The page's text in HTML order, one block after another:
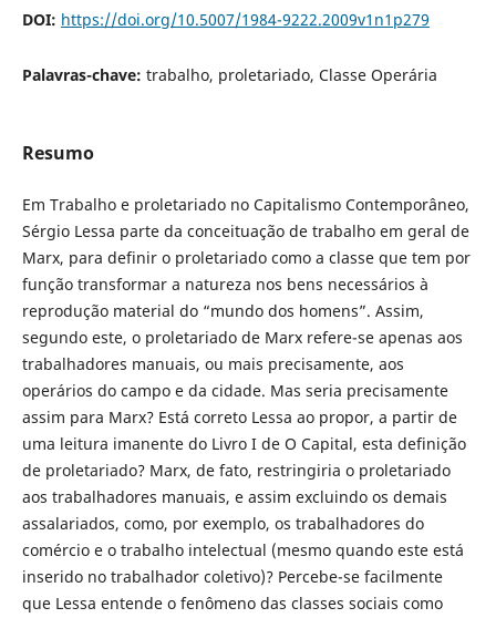
DOI: https://doi.org/10.5007/1984-9222.2009v1n1p279
Palavras-chave: trabalho, proletariado, Classe Operária
Resumo
Em Trabalho e proletariado no Capitalismo Contemporâneo,
Sérgio Lessa parte da conceituação de trabalho em geral de
Marx, para definir o proletariado como a classe que tem por
função transformar a natureza nos bens necessários à
reprodução material do “mundo dos homens”. Assim,
segundo este, o proletariado de Marx refere-se apenas aos
trabalhadores manuais, ou mais precisamente, aos
operários do campo e da cidade. Mas seria precisamente
assim para Marx? Está correto Lessa ao propor, a partir de
uma leitura imanente do Livro I de O Capital, esta definição
de proletariado? Marx, de fato, restringiria o proletariado
aos trabalhadores manuais, e assim excluindo os demais
assalariados, como, por exemplo, os trabalhadores do
comércio e o trabalho intelectual (mesmo quando este está
inserido no trabalhador coletivo)? Percebe-se facilmente
que Lessa entende o fenômeno das classes sociais como